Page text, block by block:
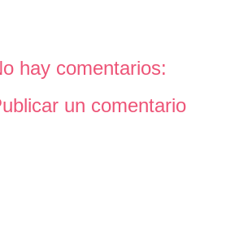
hay comentarios:
un comentario